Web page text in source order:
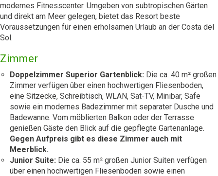
modernes Fitnesscenter. Umgeben von subtropischen Gärten
und direkt am Meer gelegen, bietet das Resort beste
Voraussetzungen für einen erholsamen Urlaub an der Costa del
Sol.
Zimmer
Doppelzimmer Superior Gartenblick: Die ca. 40 m² großen
Zimmer verfügen über einen hochwertigen Fliesenboden,
eine Sitzecke, Schreibtisch, WLAN, Sat-TV, Minibar, Safe
sowie ein modernes Badezimmer mit separater Dusche und
Badewanne. Vom möblierten Balkon oder der Terrasse
genießen Gäste den Blick auf die gepflegte Gartenanlage.
Gegen Aufpreis gibt es diese Zimmer auch mit
Meerblick.
Junior Suite: Die ca. 55 m² großen Junior Suiten verfügen
über einen hochwertigen Fliesenboden sowie einen